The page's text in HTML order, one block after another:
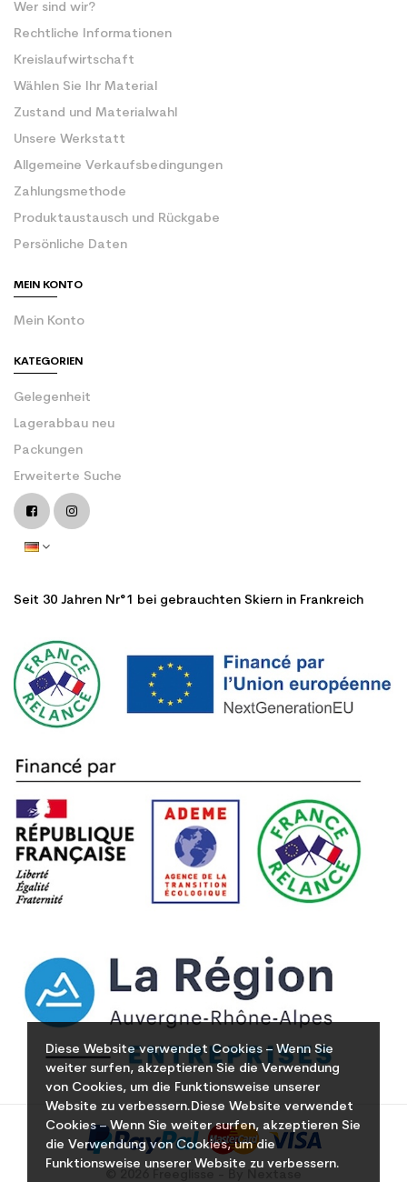
Diese Website verwendet Cookies – Wenn Sie
weiter surfen, akzeptieren Sie die Verwendung
von Cookies, um die Funktionsweise unserer
Website zu verbessern.Diese Website verwendet
Cookies – Wenn Sie weiter surfen, akzeptieren Sie
die Verwendung von Cookies, um die
Funktionsweise unserer Website zu verbessern.
Wer sind wir?
Rechtliche Informationen
Kreislaufwirtschaft
Wählen Sie Ihr Material
Zustand und Materialwahl
Unsere Werkstatt
Allgemeine Verkaufsbedingungen
Zahlungsmethode
Produktaustausch und Rückgabe
Persönliche Daten
MEIN KONTO
Mein Konto
KATEGORIEN
Gelegenheit
Lagerabbau neu
Packungen
Erweiterte Suche
Seit 30 Jahren Nr°1 bei gebrauchten Skiern in Frankreich